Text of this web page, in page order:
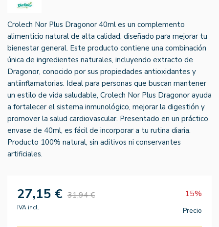
Crolech Nor Plus Dragonor 40ml es un complemento
alimenticio natural de alta calidad, diseñado para mejorar tu
bienestar general. Este producto contiene una combinación
única de ingredientes naturales, incluyendo extracto de
Dragonor, conocido por sus propiedades antioxidantes y
antiinflamatorias. Ideal para personas que buscan mantener
un estilo de vida saludable, Crolech Nor Plus Dragonor ayuda
a fortalecer el sistema inmunológico, mejorar la digestión y
promover la salud cardiovascular. Presentado en un práctico
envase de 40ml, es fácil de incorporar a tu rutina diaria.
Producto 100% natural, sin aditivos ni conservantes
artificiales.
27,15 € 31,94 € 15%
IVA incl. Precio